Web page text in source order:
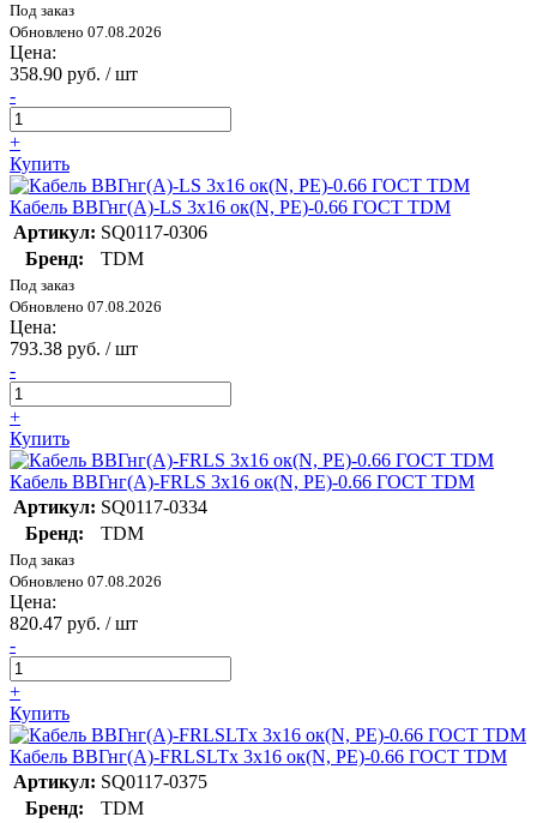
Под заказ
Обновлено 07.08.2026
Цена:
358.90 руб. / шт
-
+
Купить
Кабель ВВГнг(А)-LS 3х16 ок(N, PE)-0.66 ГОСТ TDM
Артикул: SQ0117-0306
Бренд:
TDM
Под заказ
Обновлено 07.08.2026
Цена:
793.38 руб. / шт
-
+
Купить
Кабель ВВГнг(А)-FRLS 3х16 ок(N, PE)-0.66 ГОСТ TDM
Артикул: SQ0117-0334
Бренд:
TDM
Под заказ
Обновлено 07.08.2026
Цена:
820.47 руб. / шт
-
+
Купить
Кабель ВВГнг(А)-FRLSLTx 3х16 ок(N, PE)-0.66 ГОСТ TDM
Артикул: SQ0117-0375
Бренд:
TDM